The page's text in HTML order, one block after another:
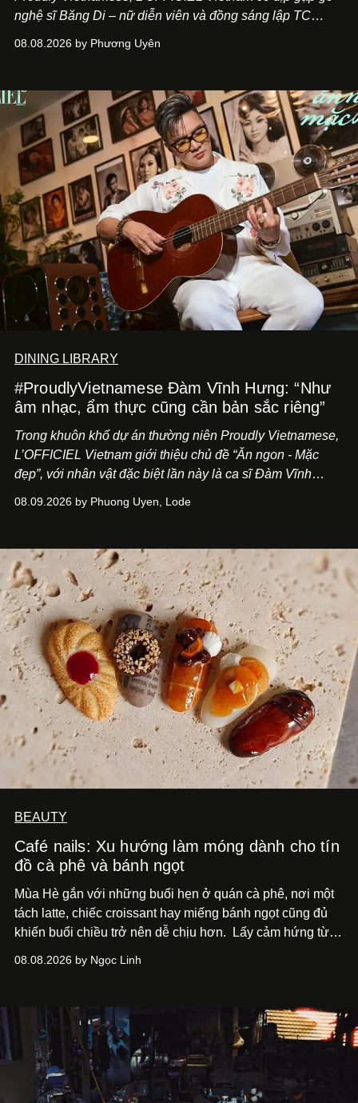
nghệ sĩ Băng Di – nữ diễn viên và đồng sáng lập TC
Kitchen Bar và SALEM tại TP.HCM.
08.08.2026 by Phương Uyên
DINING LIBRARY
#ProudlyVietnamese Đàm Vĩnh Hưng: “Như
âm nhạc, ẩm thực cũng cần bản sắc riêng”
Trong khuôn khổ dự án thường niên Proudly Vietnamese,
L’OFFICIEL Vietnam giới thiệu chủ đề “Ăn ngon - Mặc
đẹp”, với nhân vật đặc biệt lần này là ca sĩ Đàm Vĩnh
Cà Phê Cà Pháo mang dấu ấn Indochine hoài niệm, thu
08.09.2026 by Phuong Uyen, Lode
BEAUTY
Café nails: Xu hướng làm móng dành cho tín
đồ cà phê và bánh ngọt
Mùa Hè gắn với những buổi hẹn ở quán cà phê, nơi một
tách latte, chiếc croissant hay miếng bánh ngọt cũng đủ
khiến buổi chiều trở nên dễ chịu hơn.
Lấy cảm hứng từ
sử dụng bảng màu nâu sữa, kem, trắng ngà cùng những
quán cà phê. Dưới đây là những mẫu nail được yêu thích
nhất của xu hướng này.
08.08.2026 by Ngọc Linh